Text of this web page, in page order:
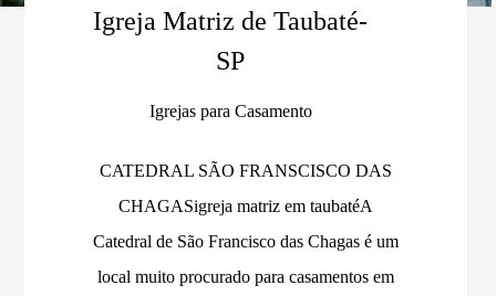
Igreja Matriz de Taubaté-
SP
Igrejas para Casamento
CATEDRAL SÃO FRANSCISCO DAS
CHAGASigreja matriz em taubaté A
Catedral de São Francisco das Chagas é um
local muito procurado para casamentos em